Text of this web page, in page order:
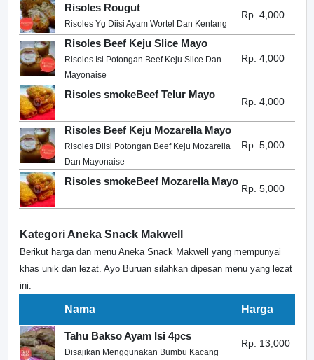
Risoles Rougut
Risoles Yg Diisi Ayam Wortel Dan Kentang
Rp. 4,000
Risoles Beef Keju Slice Mayo
Risoles Isi Potongan Beef Keju Slice Dan
Mayonaise
Rp. 4,000
Risoles smokeBeef Telur Mayo
-
Rp. 4,000
Risoles Beef Keju Mozarella Mayo
Risoles Diisi Potongan Beef Keju Mozarella
Dan Mayonaise
Rp. 5,000
Risoles smokeBeef Mozarella Mayo
-
Rp. 5,000
Kategori Aneka Snack Makwell
Berikut harga dan menu Aneka Snack Makwell yang mempunyai
khas unik dan lezat. Ayo Buruan silahkan dipesan menu yang lezat
ini.
Nama Harga
Tahu Bakso Ayam Isi 4pcs
Disajikan Menggunakan Bumbu Kacang
Rp. 13,000